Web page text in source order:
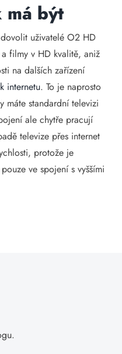
být
uživatelé O2 HD
filmy v HD kvalitě, aniž
na dalších zařízení
internetu. To je naprosto
máte standardní televizi
ale chytře pracují
televize přes internet
protože je
ve spojení s vyššími